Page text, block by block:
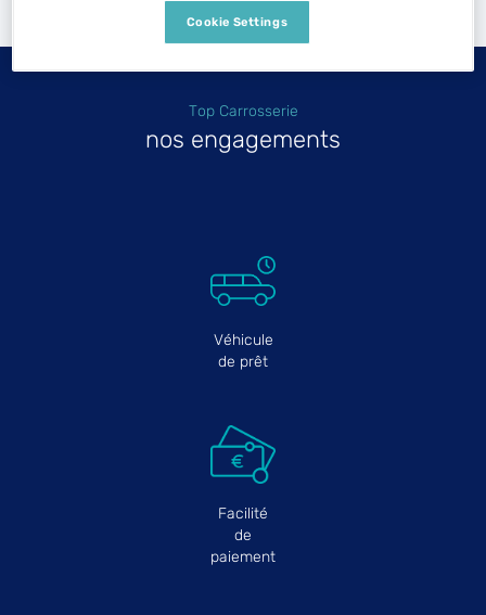
Top Carrosserie
nos engagements
Véhicule
de prêt
Facilité
de
paiement
Cookie Settings